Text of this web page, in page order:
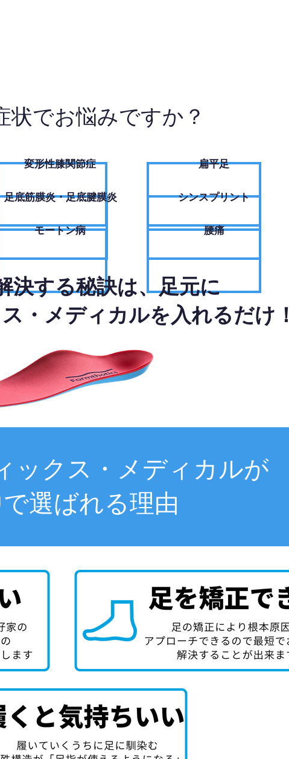
状でお悩みですか？
変形性膝関節症
足底筋膜炎・足底腱膜炎
モートン病
扁平足
シンスプリント
腰痛
決する秘訣は、足元に
・メディカルを入れるだけ！
ックス・メディカルが
選ばれる理由